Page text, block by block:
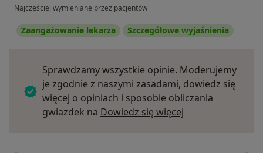
Najczęściej wymieniane przez pacjentów
Zaangażowanie lekarza Szczegółowe wyjaśnienia
Sprawdzamy wszystkie opinie. Moderujemy
je zgodnie z naszymi zasadami, dowiedz się
więcej o opiniach i sposobie obliczania
gwiazdek na Dowiedz się więcej